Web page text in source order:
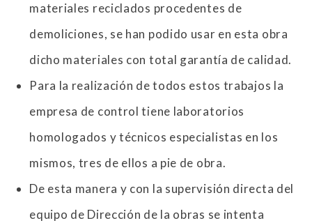
materiales reciclados procedentes de
demoliciones, se han podido usar en esta obra
dicho materiales con total garantía de calidad.
Para la realización de todos estos trabajos la
empresa de control tiene laboratorios
homologados y técnicos especialistas en los
mismos, tres de ellos a pie de obra.
De esta manera y con la supervisión directa del
equipo de Dirección de la obras se intenta